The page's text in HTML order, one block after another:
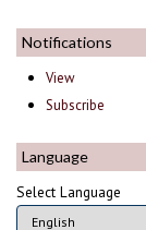
Notifications
View
Subscribe
Language
Select Language